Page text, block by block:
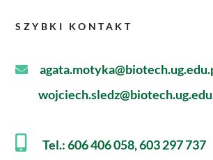
SZYBKI KONTAKT
Tel.: 606 406 058, 603 297 737